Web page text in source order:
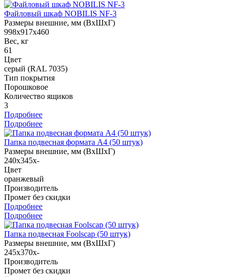
Файловый шкаф NOBILIS NF-3
Размеры внешние, мм (ВхШхГ)
998x917x460
Вес, кг
61
Цвет
серый (RAL 7035)
Тип покрытия
Порошковое
Количество ящиков
3
Подробнее
Подробнее
Папка подвесная формата А4 (50 штук)
Размеры внешние, мм (ВхШхГ)
240x345x-
Цвет
оранжевый
Производитель
Промет без скидки
Подробнее
Подробнее
Папка подвесная Foolscap (50 штук)
Размеры внешние, мм (ВхШхГ)
245x370x-
Производитель
Промет без скидки